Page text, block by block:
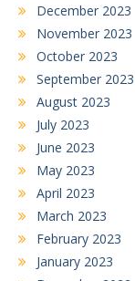
December 2023
November 2023
October 2023
September 2023
August 2023
July 2023
June 2023
May 2023
April 2023
March 2023
February 2023
January 2023